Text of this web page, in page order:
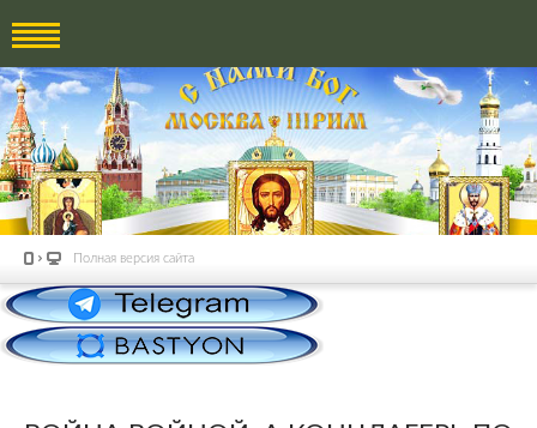
Полная версия сайта